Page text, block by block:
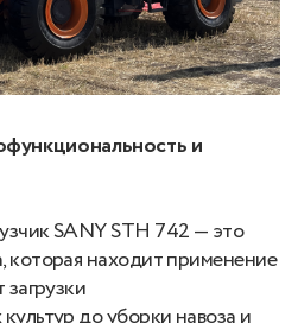
и
SANY STH 742 — это
которая находит применение